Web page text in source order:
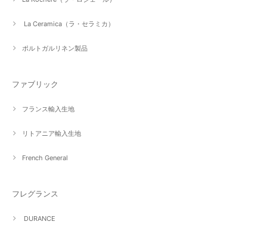
La Ceramica（ラ・セラミカ）
ポルトガルリネン製品
ファブリック
フランス輸入生地
リトアニア輸入生地
French General
フレグランス
DURANCE